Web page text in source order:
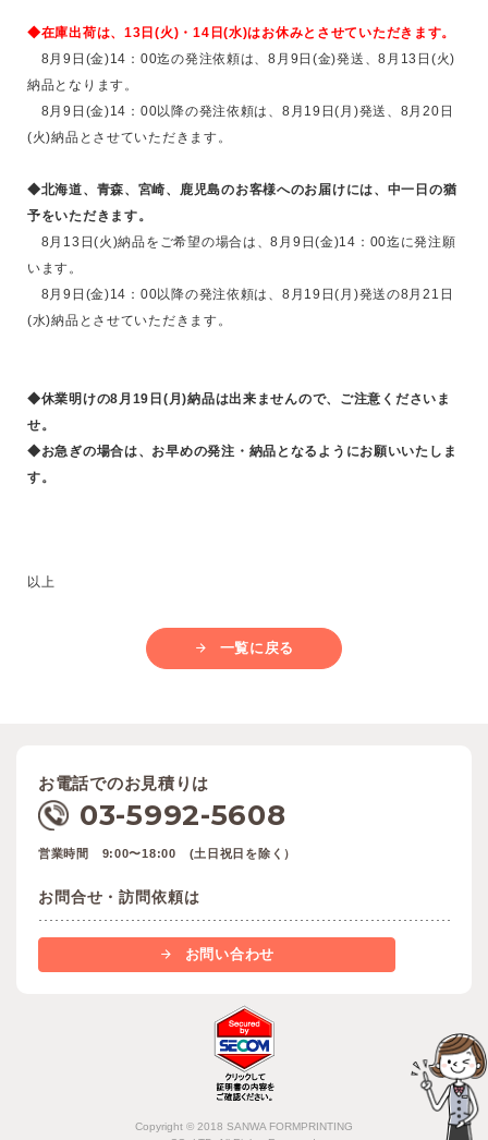
◆在庫出荷は、13日(火)・14日(水)はお休みとさせていただきます。
8月9日(金)14：00迄の発注依頼は、8月9日(金)発送、8月13日(火)
納品となります。
8月9日(金)14：00以降の発注依頼は、8月19日(月)発送、8月20日
(火)納品とさせていただきます。
◆北海道、青森、宮崎、鹿児島のお客様へのお届けには、中一日の猶
予をいただきます。
8月13日(火)納品をご希望の場合は、8月9日(金)14：00迄に発注願
います。
8月9日(金)14：00以降の発注依頼は、8月19日(月)発送の8月21日
(水)納品とさせていただきます。
◆休業明けの8月19日(月)納品は出来ませんので、ご注意くださいま
せ。
◆お急ぎの場合は、お早めの発注・納品となるようにお願いいたしま
す。
以上
一覧に戻る
お電話でのお見積りは
03-5992-5608
営業時間 9:00〜18:00 (土日祝日を除く）
お問合せ・訪問依頼は
お問い合わせ
Copyright © 2018 SANWA FORMPRINTING